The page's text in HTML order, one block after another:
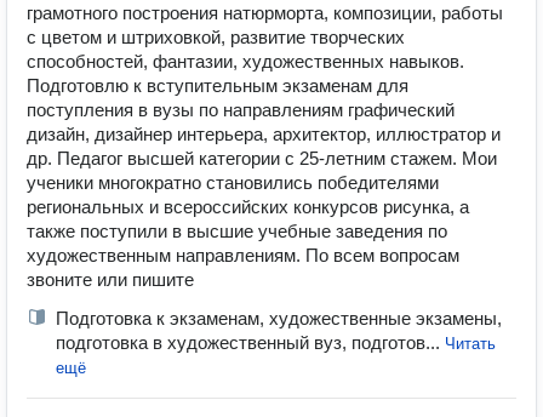
грамотного построения натюрморта, композиции, работы
с цветом и штриховкой, развитие творческих
способностей, фантазии, художественных навыков.
Подготовлю к вступительным экзаменам для
поступления в вузы по направлениям графический
дизайн, дизайнер интерьера, архитектор, иллюстратор и
др. Педагог высшей категории с 25-летним стажем. Мои
ученики многократно становились победителями
региональных и всероссийских конкурсов рисунка, а
также поступили в высшие учебные заведения по
художественным направлениям. По всем вопросам
звоните или пишите
Подготовка к экзаменам, художественные экзамены,
подготовка в художественный вуз, подготов... Читать
ещё